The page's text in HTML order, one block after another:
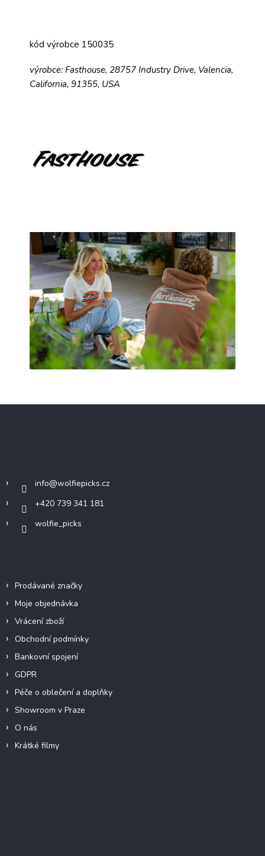
kód výrobce 150035
výrobce: Fasthouse, 28757 Industry Drive, Valencia,
California, 91355, USA
info@wolfiepicks.cz
+420 739 341 181
wolfie_picks
Prodávané značky
Moje objednávka
Vrácení zboží
Obchodní podmínky
Bankovní spojení
GDPR
Péče o oblečení a doplňky
Showroom v Praze
O nás
Krátké filmy